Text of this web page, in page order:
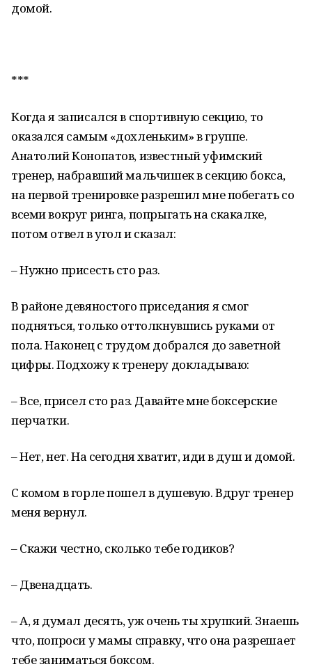
домой.
***
Когда я записался в спортивную секцию, то
оказался самым «дохленьким» в группе.
Анатолий Конопатов, известный уфимский
тренер, набравший мальчишек в секцию бокса,
на первой тренировке разрешил мне побегать со
всеми вокруг ринга, попрыгать на скакалке,
потом отвел в угол и сказал:
– Нужно присесть сто раз.
В районе девяностого приседания я смог
подняться, только оттолкнувшись руками от
пола. Наконец с трудом добрался до заветной
цифры. Подхожу к тренеру докладываю:
– Все, присел сто раз. Давайте мне боксерские
перчатки.
– Нет, нет. На сегодня хватит, иди в душ и домой.
С комом в горле пошел в душевую. Вдруг тренер
меня вернул.
– Скажи честно, сколько тебе годиков?
– Двенадцать.
– А, я думал десять, уж очень ты хрупкий. Знаешь
что, попроси у мамы справку, что она разрешает
тебе заниматься боксом.